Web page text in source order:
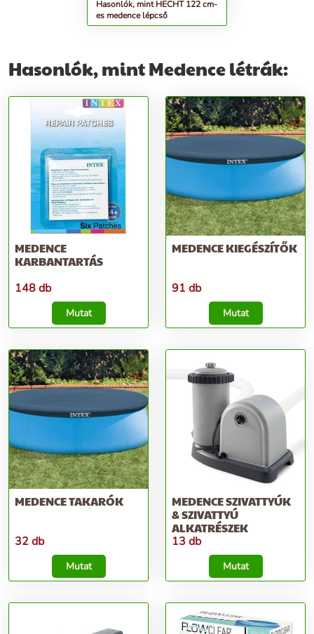
Hasonlók, mint HECHT 122 cm-
es medence lépcső
Hasonlók, mint Medence létrák:
MEDENCE
KARBANTARTÁS
148 db
Mutat
MEDENCE KIEGÉSZÍTŐK
91 db
Mutat
MEDENCE TAKARÓK
32 db
Mutat
MEDENCE SZIVATTYÚK
& SZIVATTYÚ
ALKATRÉSZEK
13 db
Mutat